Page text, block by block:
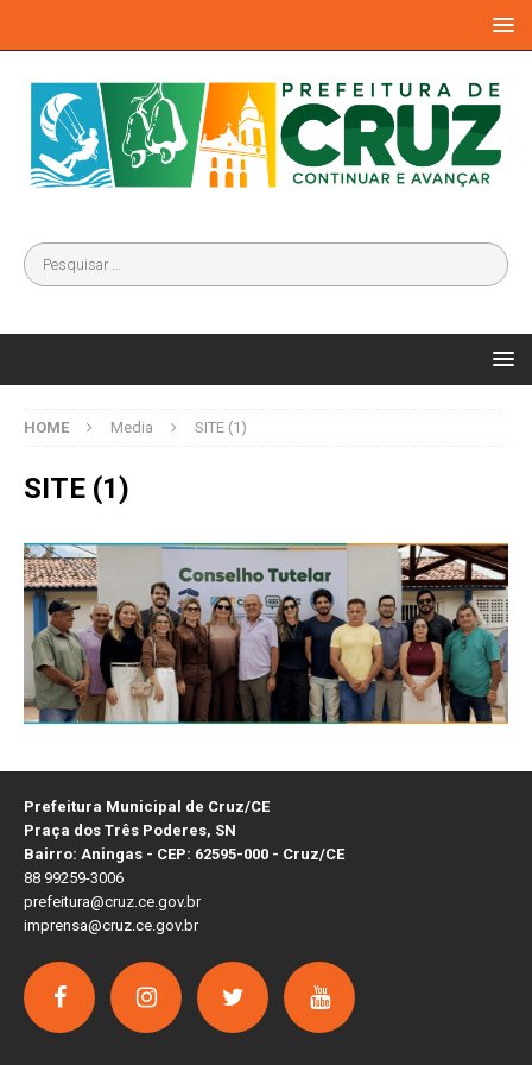
HOME Media SITE (1)
SITE (1)
Prefeitura Municipal de Cruz/CE
Praça dos Três Poderes, SN
Bairro: Aningas - CEP: 62595-000 - Cruz/CE
88 99259-3006
prefeitura@cruz.ce.gov.br
imprensa@cruz.ce.gov.br